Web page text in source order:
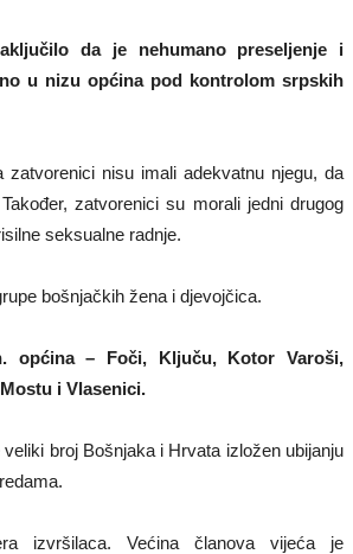
da je nehumano preseljenje i
u nizu općina pod kontrolom srpskih
zatvorenici nisu imali adekvatnu njegu, da
zatvorenici su morali jedni drugog
seksualne radnje.
bošnjačkih žena i djevojčica.
općina – Foči, Ključu, Kotor Varoši,
i Vlasenici.
broj Bošnjaka i Hrvata izložen ubijanju
izvršilaca. Većina članova vijeća je